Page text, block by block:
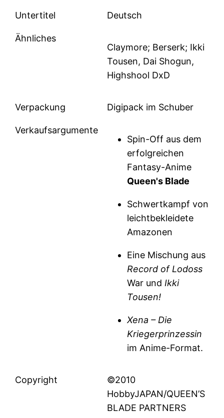
Untertitel Deutsch
Ähnliches
Claymore; Berserk; Ikki
Tousen, Dai Shogun,
Highshool DxD
Verpackung Digipack im Schuber
Verkaufsargumente
Spin-Off aus dem
erfolgreichen
Fantasy-Anime
Queen's Blade
Schwertkampf von
leichtbekleidete
Amazonen
Eine Mischung aus
Record of Lodoss
War und Ikki
Tousen!
Xena – Die
Kriegerprinzessin
im Anime-Format.
Copyright
©2010
HobbyJAPAN/QUEEN’S
BLADE PARTNERS